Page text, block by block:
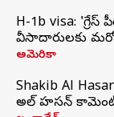
H-1b visa:
వీసాదారులకు మరో
అమెరికా
Shakib Al
అల్ హసన్